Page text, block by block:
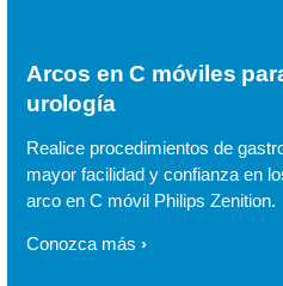
Arcos en C móviles
urología
Realice procedimientos de
mayor facilidad y confianza en
arco en C móvil Philips Zenition.
Conozca más